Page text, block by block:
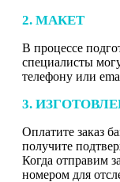
2. МАКЕТ
В процессе
специалисты
телефону или
3.
Оплатите заказ
получите
Когда отправим
номером для